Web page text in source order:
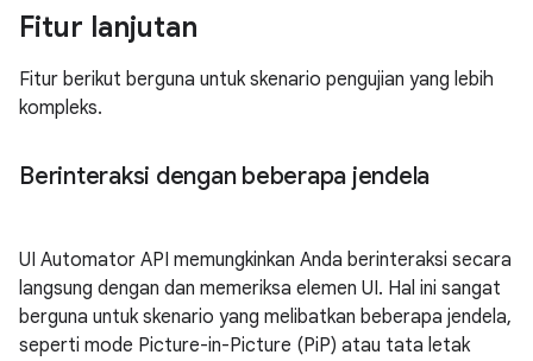
Fitur lanjutan
Fitur berikut berguna untuk skenario pengujian yang lebih
kompleks.
Berinteraksi dengan beberapa jendela
UI Automator API memungkinkan Anda berinteraksi secara
langsung dengan dan memeriksa elemen UI. Hal ini sangat
berguna untuk skenario yang melibatkan beberapa jendela,
seperti mode Picture-in-Picture (PiP) atau tata letak